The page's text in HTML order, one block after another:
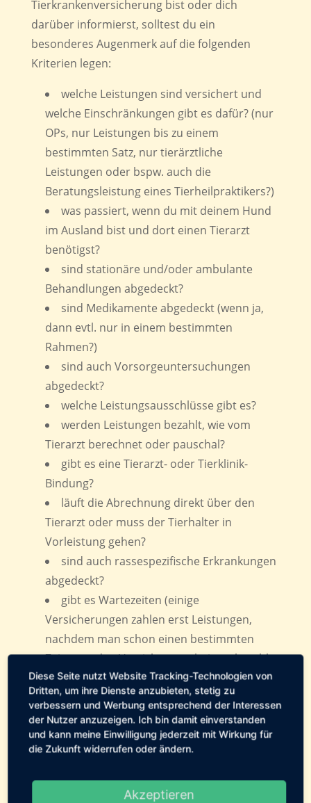
Tierkrankenversicherung bist oder dich
darüber informierst, solltest du ein
besonderes Augenmerk auf die folgenden
Kriterien legen:
welche Leistungen sind versichert und
welche Einschränkungen gibt es dafür? (nur
OPs, nur Leistungen bis zu einem
bestimmten Satz, nur tierärztliche
Leistungen oder bspw. auch die
Beratungsleistung eines Tierheilpraktikers?)
was passiert, wenn du mit deinem Hund
im Ausland bist und dort einen Tierarzt
benötigst?
sind stationäre und/oder ambulante
Behandlungen abgedeckt?
sind Medikamente abgedeckt (wenn ja,
dann evtl. nur in einem bestimmten
Rahmen?)
sind auch Vorsorgeuntersuchungen
abgedeckt?
welche Leistungsausschlüsse gibt es?
werden Leistungen bezahlt, wie vom
Tierarzt berechnet oder pauschal?
gibt es eine Tierarzt- oder Tierklinik-
Bindung?
läuft die Abrechnung direkt über den
Tierarzt oder muss der Tierhalter in
Vorleistung gehen?
sind auch rassespezifische Erkrankungen
abgedeckt?
gibt es Wartezeiten (einige
Versicherungen zahlen erst Leistungen,
nachdem man schon einen bestimmten
Zeitraum den Versicherungsbeitrag bezahlt
hat)
gibt es Altersbeschränkungen (Kann man
für Tiere ab einem bestimmten Alter
überhaupt noch eine Versicherung
abschließen? Werden im Alter bestimmte
vollumfänglich gezahlt)?
Diese Seite nutzt Website Tracking-Technologien von
Dritten, um ihre Dienste anzubieten, stetig zu
verbessern und Werbung entsprechend der Interessen
der Nutzer anzuzeigen. Ich bin damit einverstanden
und kann meine Einwilligung jederzeit mit Wirkung für
die Zukunft widerrufen oder ändern.
Akzeptieren